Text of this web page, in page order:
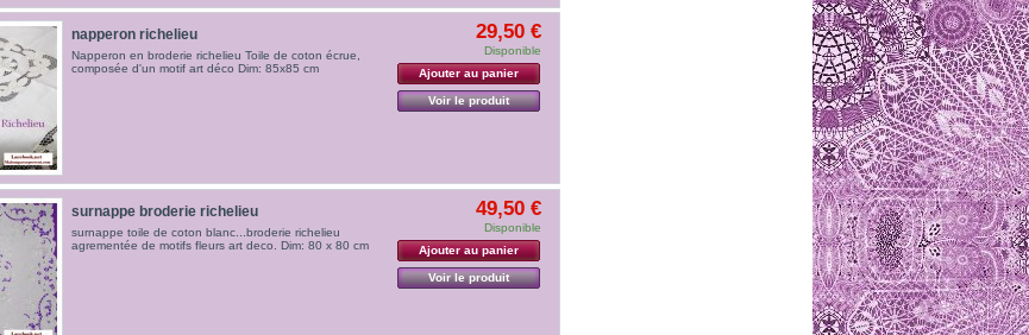
napperon richelieu
Napperon en broderie richelieu Toile de coton écrue,
composée d'un motif art déco Dim: 85x85 cm
29,50 €
Disponible
Ajouter au panier
Voir le produit
surnappe broderie richelieu
surnappe toile de coton blanc...broderie richelieu
agrementée de motifs fleurs art deco. Dim: 80 x 80 cm
49,50 €
Disponible
Ajouter au panier
Voir le produit